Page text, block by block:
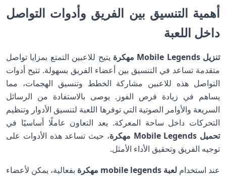
أهمية التنسيق بين الفريق وأدوات التواصل
داخل اللعبة
تنزيل Mobile Legends مهكرة
يتيح للاعبين التمتع بمزايا تواصل
متقدمة تساعد في التنسيق بين أعضاء الفريق بسهولة. تتيح أدوات
التواصل هذه للاعبين مشاركة الخطط وتنسيق الهجمات، مما
يساهم في زيادة فرص الفوز. يوصى بالاستفادة من الرسائل
السريعة والأوامر الصوتية التي توفرها اللعبة لتنسيق الأدوار وتنظيم
التحركات داخل ساحة المعركة. يعد التعاون عاملًا أساسيًا في
تحميل Mobile Legends مهكرة
، حيث تساعد هذه الأدوات على
توجيه الفريق وتحقيق الأداء الأمثل.
عند استخدام لعبة mobile legends مهكرة
بفعالية، يمكن لأعضاء